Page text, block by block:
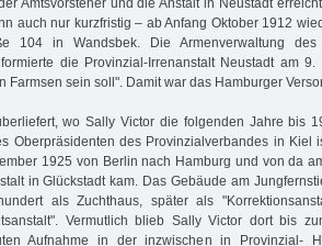
auch nur kurzfristig – ab Anfang Oktober 1912
104 in Wandsbek. Die Armenverwaltung
die Provinzial-Irrenanstalt Neustadt am
Farmsen sein soll". Damit war das Hamburger
wo Sally Victor die folgenden Jahre bis
Oberpräsidenten des Provinzialverbandes in Kiel
1925 von Berlin nach Hamburg und von da
in Glückstadt kam. Das Gebäude am
als Zuchthaus, später als
Vermutlich blieb Sally Victor dort bis
Aufnahme in der inzwischen in Provinzial-